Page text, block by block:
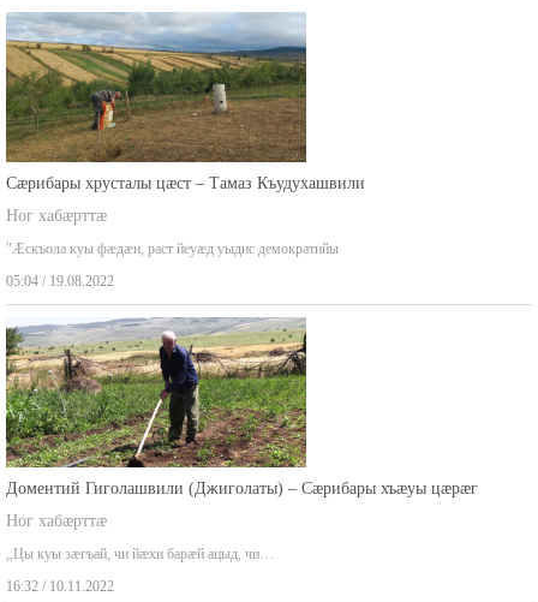
Сæрибары хрусталы цæст – Тамаз Къудухашвили
Ног хабæрттæ
"Æскъола куы фæдæн, раст йеуæд уыдис демократийы
05:04 / 19.08.2022
Доментий Гиголашвили (Джиголаты) – Сæрибары хъæуы цæрæг
Ног хабæрттæ
,,Цы куы зæгъай, чи йæхи барæй ацыд, чи…
16:32 / 10.11.2022